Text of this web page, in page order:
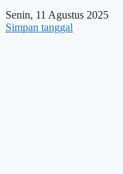
Senin, 11 Agustus 2025
Simpan tanggal